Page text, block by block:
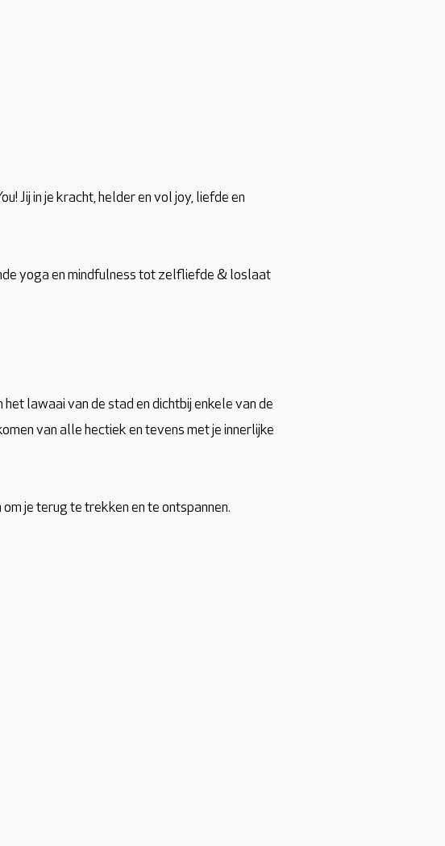
Jij in je kracht, helder en vol joy, liefde en
yoga en mindfulness tot zelfliefde & loslaat
lawaai van de stad en dichtbij enkele van de
van alle hectiek en tevens met je innerlijke
je terug te trekken en te ontspannen.